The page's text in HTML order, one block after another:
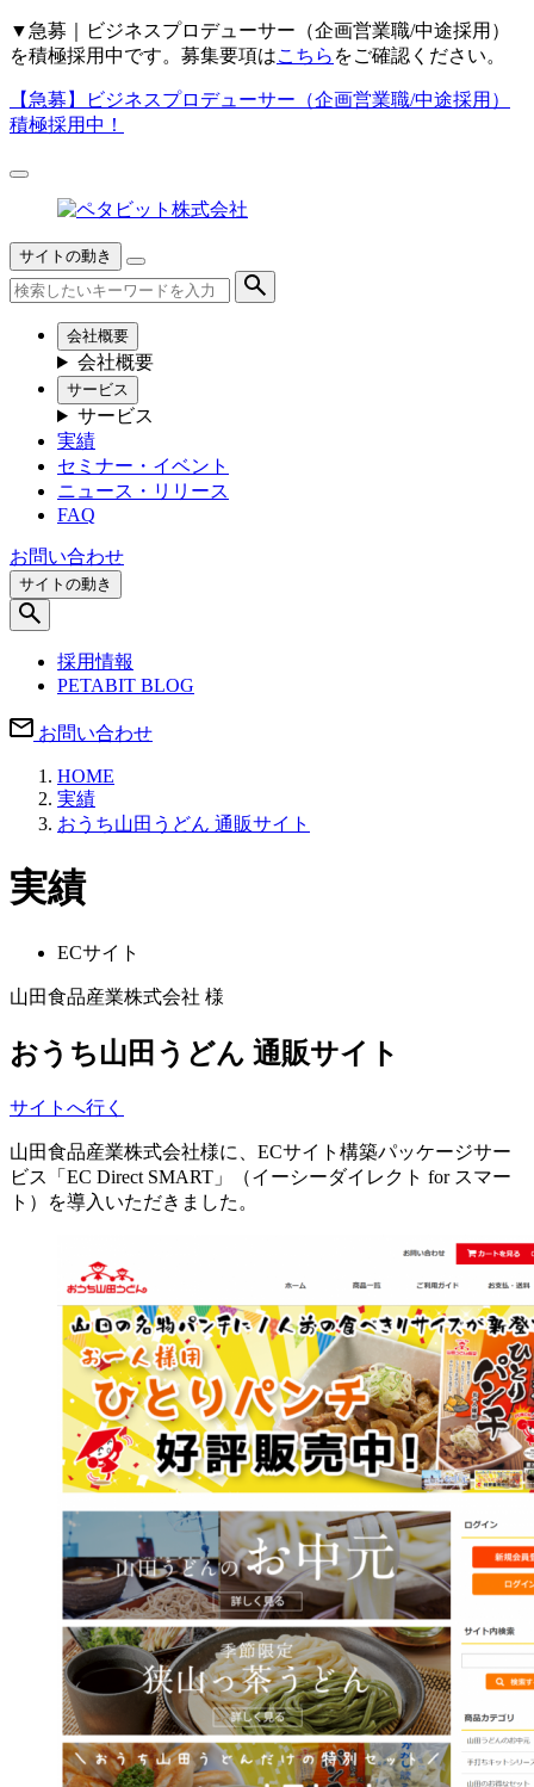
▼ 急募｜ビジネスプロデューサー（企画営業職/中途採用）
を積極採用中です。募集要項はこちら をご確認ください。
【急募】
ビジネスプロデューサー（企画営業職/中途採用）
積極採用中！
サイトの動き
会社概要
会社概要
サービス
サービス
実績
セミナー・イベント
ニュース・リリース
FAQ
お問い合わせ
サイトの動き
採用情報
PETABIT BLOG
お問い合わせ
HOME
実績
おうち山田うどん 通販サイト
実績
ECサイト
山田食品産業株式会社 様
おうち山田うどん 通販サイト
サイトへ行く
山田食品産業株式会社様に、ECサイト構築パッケージサー
ビス「EC Direct SMART」（イーシーダイレクト for スマー
ト）を導入いただきました。